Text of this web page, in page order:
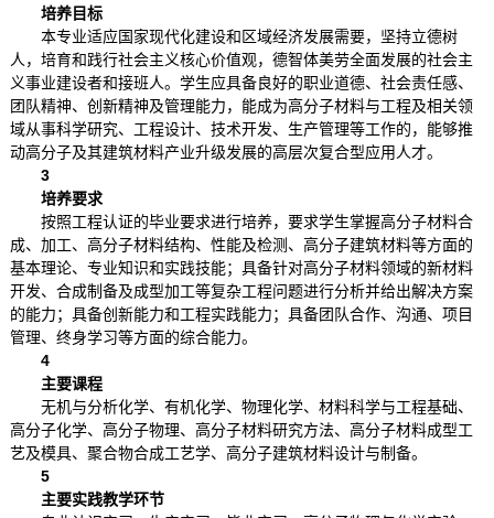
培养目标
本专业适应国家现代化建设和区域经济发展需要，坚持立德树
人，培育和践行社会主义核心价值观，德智体美劳全面发展的社会主
义事业建设者和接班人。学生应具备良好的职业道德、社会责任感、
团队精神、创新精神及管理能力，能成为高分子材料与工程及相关领
域从事科学研究、工程设计、技术开发、生产管理等工作的，能够推
动高分子及其建筑材料产业升级发展的高层次复合型应用人才。
3
培养要求
按照工程认证的毕业要求进行培养，要求学生掌握高分子材料合
成、加工、高分子材料结构、性能及检测、高分子建筑材料等方面的
基本理论、专业知识和实践技能；具备针对高分子材料领域的新材料
开发、合成制备及成型加工等复杂工程问题进行分析并给出解决方案
的能力；具备创新能力和工程实践能力；具备团队合作、沟通、项目
管理、终身学习等方面的综合能力。
4
主要课程
无机与分析化学、有机化学、物理化学、材料科学与工程基础、
高分子化学、高分子物理、高分子材料研究方法、高分子材料成型工
艺及模具、聚合物合成工艺学、高分子建筑材料设计与制备。
5
主要实践教学环节